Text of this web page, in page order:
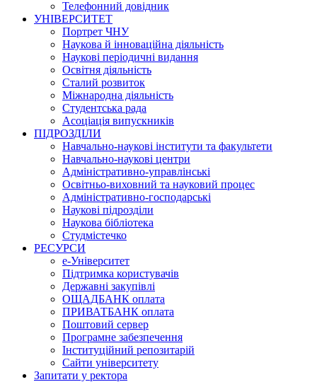
Телефонний довідник
УНІВЕРСИТЕТ
Портрет ЧНУ
Наукова й інноваційна діяльність
Наукові періодичні видання
Освітня діяльність
Сталий розвиток
Міжнародна діяльність
Студентська рада
Асоціація випускників
ПІДРОЗДІЛИ
Навчально-наукові інститути та факультети
Навчально-наукові центри
Адміністративно-управлінські
Освітньо-виховний та науковий процес
Адміністративно-господарські
Наукові підрозділи
Наукова бібліотека
Студмістечко
РЕСУРСИ
е-Університет
Підтримка користувачів
Державні закупівлі
ОЩАДБАНК оплата
ПРИВАТБАНК оплата
Поштовий сервер
Програмне забезпечення
Інституційний репозитарій
Сайти університету
Запитати у ректора